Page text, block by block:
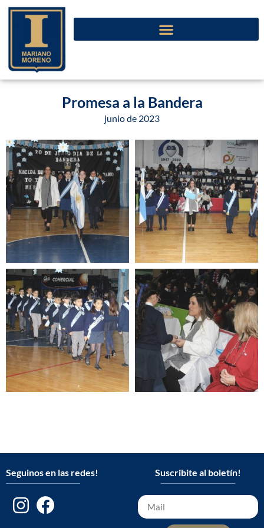
Promesa a la Bandera
junio de 2023
Suscribite al boletín!
Seguinos en las redes!